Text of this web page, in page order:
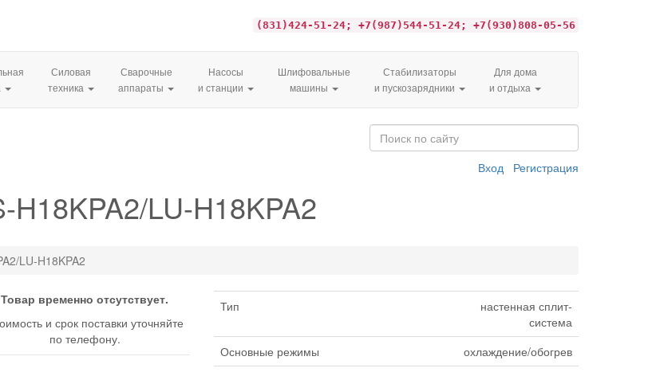
(831)424-51-24; +7(987)544-51-24; +7(930)808-05-56
Силовая
техника
Сварочные
аппараты
Насосы
и станции
Шлифовальные
машины
Стабилизаторы
и пускозарядники
Для дома
и отдыха
Вход Регистрация
LU-H18KPA2
LU-H18KPA2
Товар временно отсутствует.
и срок поставки уточняйте
по телефону.
Тип
настенная сплит-
система
Основные режимы
охлаждение/обогрев